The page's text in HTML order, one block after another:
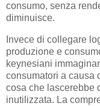
consumo, senza
diminuisce.
Invece di collegare
produzione e
keynesiani
consumatori a causa
cosa che lascerebbe
inutilizzata. La